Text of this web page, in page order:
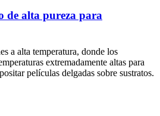
de alta pureza para
a alta temperatura, donde los
extremadamente altas para
películas delgadas sobre sustratos.